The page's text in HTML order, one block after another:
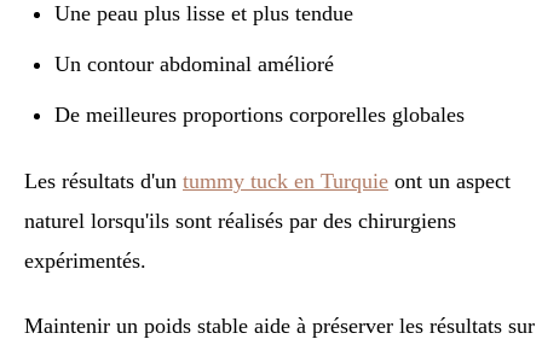
Une peau plus lisse et plus tendue
Un contour abdominal amélioré
De meilleures proportions corporelles globales
Les résultats d'un tummy tuck en Turquie ont un aspect
naturel lorsqu'ils sont réalisés par des chirurgiens
expérimentés.
Maintenir un poids stable aide à préserver les résultats sur